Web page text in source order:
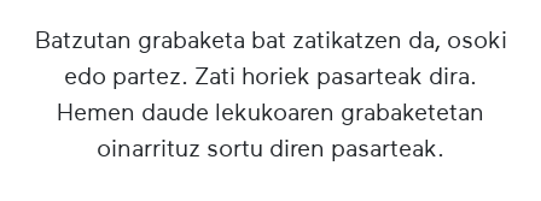
Batzutan grabaketa bat zatikatzen da, osoki
edo partez. Zati horiek pasarteak dira.
Hemen daude lekukoaren grabaketetan
oinarrituz sortu diren pasarteak.